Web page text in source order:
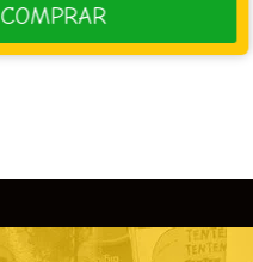
COMPRAR